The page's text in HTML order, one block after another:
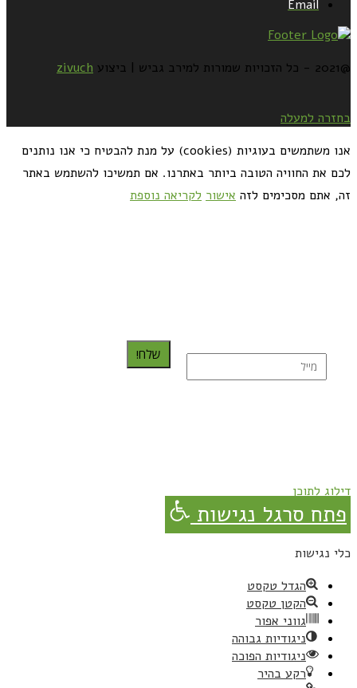
Email
@2021 - כל הזכויות שמורות למירב גביש | ביצוע zivuch
בחזרה למעלה
אנו משתמשים בעוגיות (cookies) על מנת להבטיח כי אנו נותנים
לכם את החוויה הטובה ביותר באתרנו. אם תמשיכו להשתמש באתר
זה, אתם מסכימים לזה אישור לקריאה נוספת
שלח!
דילוג לתוכן
פתח סרגל נגישות
כלי נגישות
הגדל טקסט
הקטן טקסט
גווני אפור
ניגודיות גבוהה
ניגודיות הפוכה
רקע בהיר